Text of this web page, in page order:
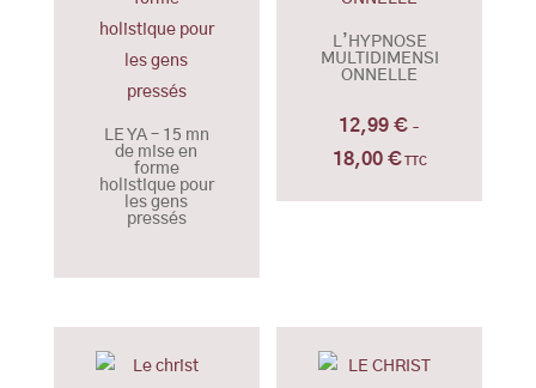
LE YA – 15 mn
de mise en
forme
holistique pour
les gens
pressés
L’HYPNOSE
MULTIDIMENSI
ONNELLE
12,99 € –
18,00 €Plage
TTC